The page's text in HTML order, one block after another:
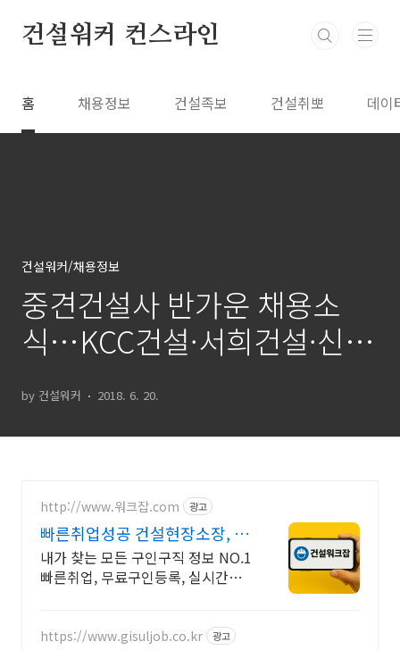
건설워커 컨스라인
홈 채용정보 건설족보 건설취뽀 데이
건설워커/채용정보
중견건설사 반가운 채용소
식…KCC건설·서희건설·신
by 건설워커 2018. 6. 20.
http://www.워크잡.com 광고
빠른취업성공 건설현장소장, 경
비원, 건축인부, 노가다
내가 찾는 모든 구인구직 정보 NO.1
빠른취업, 무료구인등록, 실시간채
https://www.gisuljob.co.kr 광고